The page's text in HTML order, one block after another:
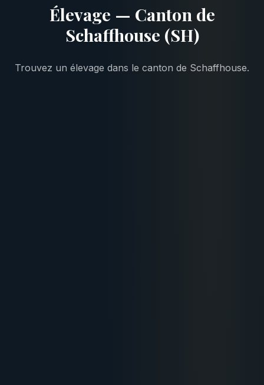
Élevage — Canton de
Schaffhouse (SH)
Trouvez un élevage dans le canton de Schaffhouse.